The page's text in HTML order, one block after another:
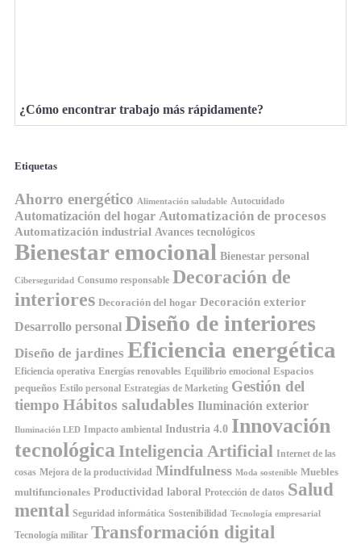
¿Cómo encontrar trabajo más rápidamente?
Etiquetas
Ahorro energético Alimentación saludable Autocuidado
Automatización del hogar Automatización de procesos
Automatización industrial Avances tecnológicos
Bienestar emocional Bienestar personal
Ciberseguridad Consumo responsable Decoración de
interiores Decoración del hogar Decoración exterior
Desarrollo personal Diseño de interiores
Diseño de jardines Eficiencia energética
Eficiencia operativa Energías renovables Equilibrio emocional Espacios
pequeños Estilo personal Estrategias de Marketing Gestión del
tiempo Hábitos saludables Iluminación exterior
Iluminación LED Impacto ambiental Industria 4.0 Innovación
tecnológica Inteligencia Artificial Internet de las
cosas Mejora de la productividad Mindfulness Moda sostenible Muebles
multifuncionales Productividad laboral Protección de datos Salud
mental Seguridad informática Sostenibilidad Tecnología empresarial
Tecnología militar Transformación digital